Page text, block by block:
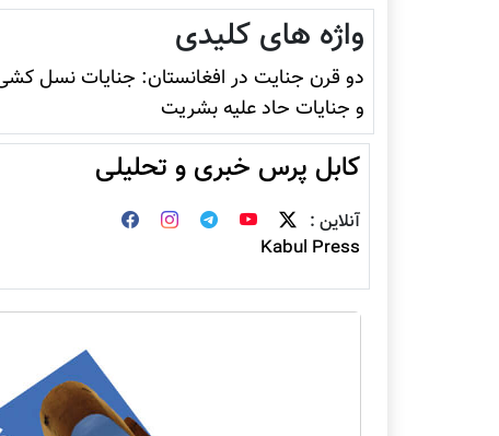
واژه های کلیدی
دو قرن جنایت در افغانستان: جنایات نسل
و جنایات حاد علیه بشریت
کابل پرس خبری و تحلیلی
آنلاین :
Kabul Press